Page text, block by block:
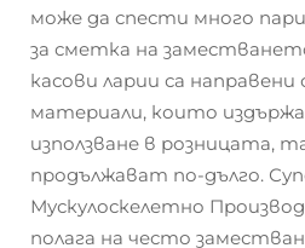
може да спести много
за сметка на
касови ларии са
материали, които
използване в розницата,
продължават по-дълго.
Мускулоскелетно
полага на често